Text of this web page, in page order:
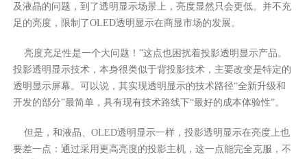
及液晶的问题，到了透明显示场景上，亮度显然只会更低。并不充
足的亮度，限制了OLED透明显示在商显市场的发展。
亮度充足性是一个大问题！”这点也困扰着投影透明显示产品。
投影透明显示技术，本身很类似于背投影技术，主要改变是特定的
透明显示屏幕。可以说，其实现透明显示的技术路径“全新升级和
开发的部分”最简单，具有现有技术路线下“最好的成本体验性”。
但是，和液晶、OLED透明显示一样，投影透明显示在亮度上也
要差一点：通过采用更高亮度的投影主机，这一点能完全克服，不